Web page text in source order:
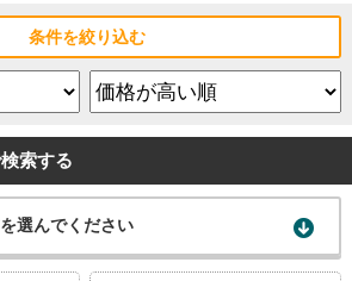
条件を絞り込む
索する
選んでください